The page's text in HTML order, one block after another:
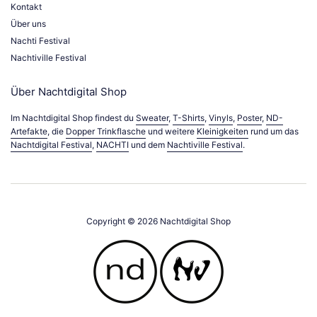
Kontakt
Über uns
Nachti Festival
Nachtiville Festival
Über Nachtdigital Shop
Im Nachtdigital Shop findest du Sweater, T-Shirts, Vinyls, Poster, ND-
Artefakte, die Dopper Trinkflasche und weitere Kleinigkeiten rund um das
Nachtdigital Festival, NACHTI und dem Nachtiville Festival.
Copyright © 2026 Nachtdigital Shop